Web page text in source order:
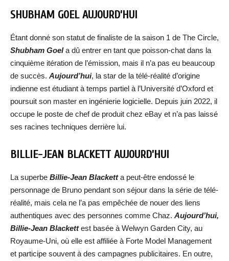
SHUBHAM GOEL AUJOURD’HUI
Étant donné son statut de finaliste de la saison 1 de The Circle,
Shubham Goela dû entrer en tant que poisson-chat dans la
cinquième itération de l’émission, mais il n’a pas eu beaucoup
de succès. Aujourd’hui, la star de la télé-réalité d’origine
indienne est étudiant à temps partiel à l’Université d’Oxford et
poursuit son master en ingénierie logicielle. Depuis juin 2022, il
occupe le poste de chef de produit chez eBay et n’a pas laissé
ses racines techniques derrière lui.
BILLIE-JEAN BLACKETT AUJOURD’HUI
La superbe Billie-Jean Blacketta peut-être endossé le
personnage de Bruno pendant son séjour dans la série de télé-
réalité, mais cela ne l’a pas empêchée de nouer des liens
authentiques avec des personnes comme Chaz. Aujourd’hui,
Billie-Jean Blackettest basée à Welwyn Garden City, au
Royaume-Uni, où elle est affiliée à Forte Model Management
et participe souvent à des campagnes publicitaires. En outre,